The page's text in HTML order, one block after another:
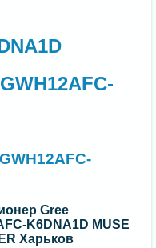
Gree
K6DNA1D MUSE
Харьков